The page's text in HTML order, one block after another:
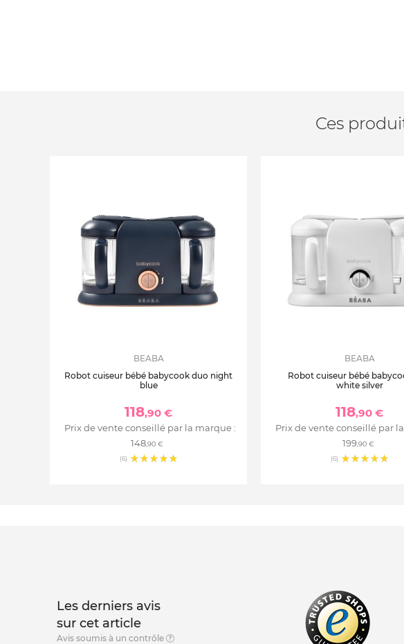
Ces
BEABA
Robot cuiseur bébé babycook duo night
blue
118,90 €
Prix de vente conseillé par la marque :
148,90 €
(6)
BEABA
Robot cuiseur bébé
white silver
118,90 €
Prix de vente conseillé par
199,90 €
(6)
Les derniers avis
sur cet article
Avis soumis à un contrôle